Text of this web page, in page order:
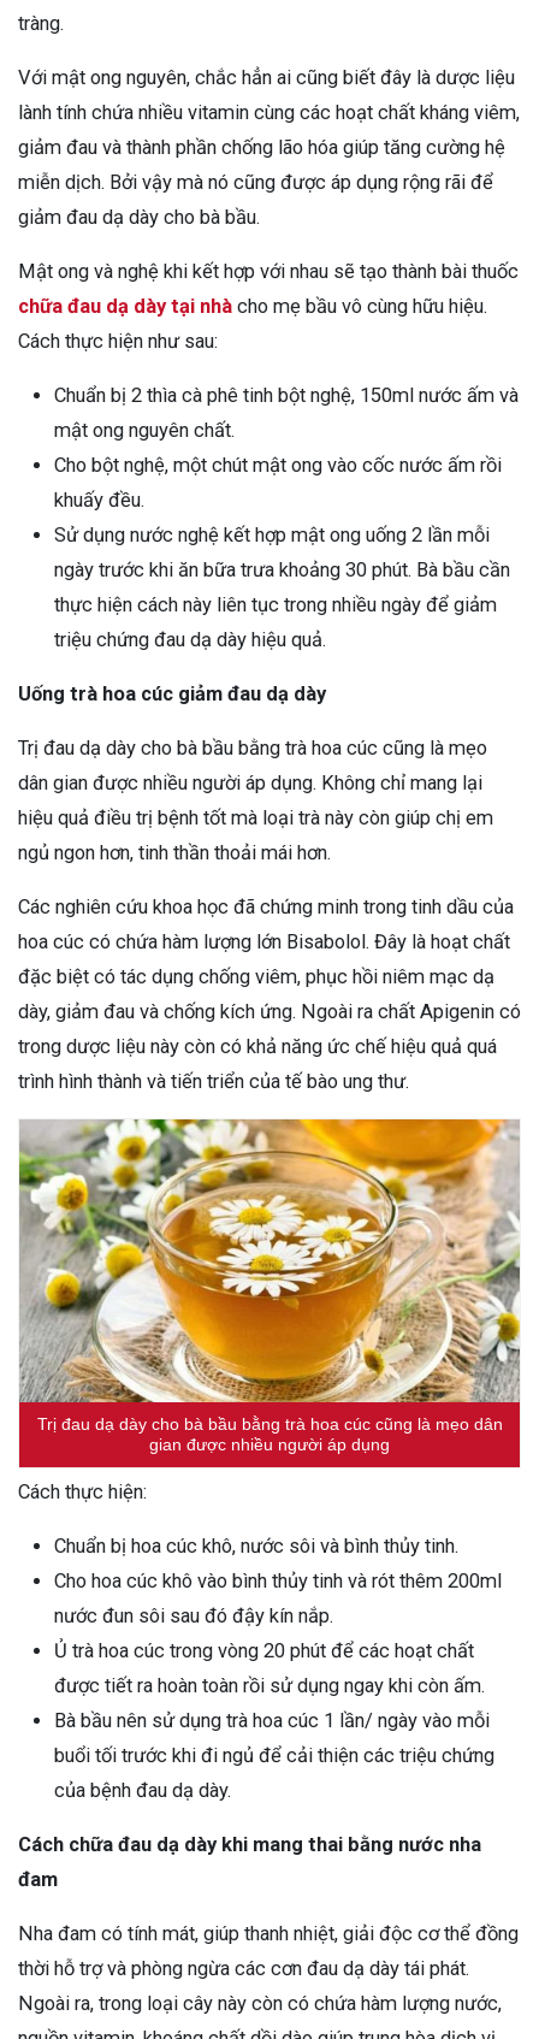
tràng.
Với mật ong nguyên, chắc hẳn ai cũng biết đây là dược liệu
lành tính chứa nhiều vitamin cùng các hoạt chất kháng viêm,
giảm đau và thành phần chống lão hóa giúp tăng cường hệ
miễn dịch. Bởi vậy mà nó cũng được áp dụng rộng rãi để
giảm đau dạ dày cho bà bầu.
Mật ong và nghệ khi kết hợp với nhau sẽ tạo thành bài thuốc
chữa đau dạ dày tại nhà cho mẹ bầu vô cùng hữu hiệu.
Cách thực hiện như sau:
Chuẩn bị 2 thìa cà phê tinh bột nghệ, 150ml nước ấm và
mật ong nguyên chất.
Cho bột nghệ, một chút mật ong vào cốc nước ấm rồi
khuấy đều.
Sử dụng nước nghệ kết hợp mật ong uống 2 lần mỗi
ngày trước khi ăn bữa trưa khoảng 30 phút. Bà bầu cần
thực hiện cách này liên tục trong nhiều ngày để giảm
triệu chứng đau dạ dày hiệu quả.
Uống trà hoa cúc giảm đau dạ dày
Trị đau dạ dày cho bà bầu bằng trà hoa cúc cũng là mẹo
dân gian được nhiều người áp dụng. Không chỉ mang lại
hiệu quả điều trị bệnh tốt mà loại trà này còn giúp chị em
ngủ ngon hơn, tinh thần thoải mái hơn.
Các nghiên cứu khoa học đã chứng minh trong tinh dầu của
hoa cúc có chứa hàm lượng lớn Bisabolol. Đây là hoạt chất
đặc biệt có tác dụng chống viêm, phục hồi niêm mạc dạ
dày, giảm đau và chống kích ứng. Ngoài ra chất Apigenin có
trong dược liệu này còn có khả năng ức chế hiệu quả quá
trình hình thành và tiến triển của tế bào ung thư.
Trị đau dạ dày cho bà bầu bằng trà hoa cúc cũng là mẹo dân
gian được nhiều người áp dụng
Cách thực hiện:
Chuẩn bị hoa cúc khô, nước sôi và bình thủy tinh.
Cho hoa cúc khô vào bình thủy tinh và rót thêm 200ml
nước đun sôi sau đó đậy kín nắp.
Ủ trà hoa cúc trong vòng 20 phút để các hoạt chất
được tiết ra hoàn toàn rồi sử dụng ngay khi còn ấm.
Bà bầu nên sử dụng trà hoa cúc 1 lần/ ngày vào mỗi
buổi tối trước khi đi ngủ để cải thiện các triệu chứng
của bệnh đau dạ dày.
Cách chữa đau dạ dày khi mang thai bằng nước nha
đam
Nha đam có tính mát, giúp thanh nhiệt, giải độc cơ thể đồng
thời hỗ trợ và phòng ngừa các cơn đau dạ dày tái phát.
Ngoài ra, trong loại cây này còn có chứa hàm lượng nước,